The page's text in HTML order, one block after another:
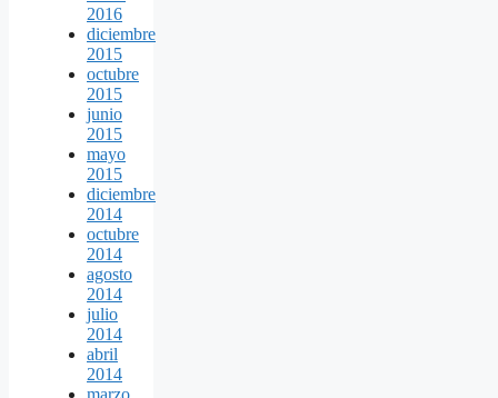
2016
diciembre
2015
octubre
2015
junio
2015
mayo
2015
diciembre
2014
octubre
2014
agosto
2014
julio
2014
abril
2014
marzo